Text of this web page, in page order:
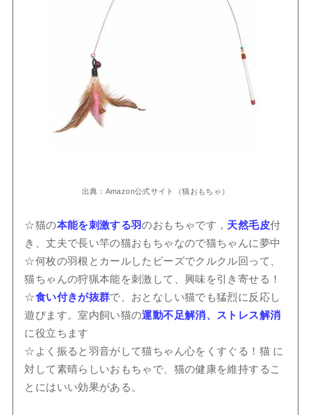
出典：Amazon公式サイト（猫おもちゃ）
☆猫の本能を刺激する羽のおもちゃです， 天然毛皮付
き、丈夫で長い竿の猫おもちゃなので猫ちゃんに夢中
☆何枚の羽根とカールしたビーズでクルクル回って、
猫ちゃんの狩猟本能を刺激して、興味を引き寄せる！
☆食い付きが抜群で、おとなしい猫でも猛烈に反応し
遊びます。室内飼い猫の運動不足解消、ストレス解消
に役立ちます
☆よく振ると羽音がして猫ちゃん心をくすぐる！猫 に
対して素晴らしいおもちゃで、猫の健康を維持するこ
とにはいい効果がある。